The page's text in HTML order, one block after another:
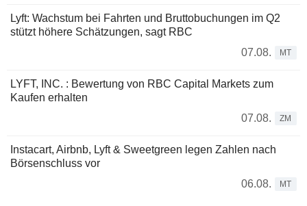
Lyft: Wachstum bei Fahrten und Bruttobuchungen im Q2
stützt höhere Schätzungen, sagt RBC
07.08.
MT
LYFT, INC. : Bewertung von RBC Capital Markets zum
Kaufen erhalten
07.08.
ZM
Instacart, Airbnb, Lyft & Sweetgreen legen Zahlen nach
Börsenschluss vor
06.08.
MT